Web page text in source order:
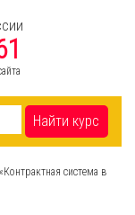
Найти курс
система в